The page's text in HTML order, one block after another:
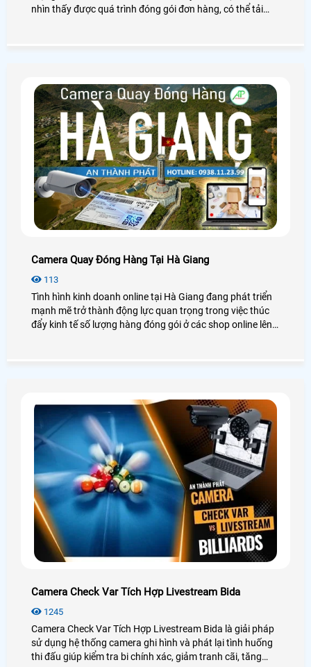
nhìn thấy được quá trình đóng gói đơn hàng, có thể tải
Camera Quay Đóng Hàng Tại Hà Giang
113
Tình hình kinh doanh online tại Hà Giang đang phát triển
mạnh mẽ trở thành động lực quan trọng trong việc thúc
đẩy kinh tế số lượng hàng đóng gói ở các shop online lên
Camera Check Var Tích Hợp Livestream Bida
1245
Camera Check Var Tích Hợp Livestream Bida là giải pháp
sử dụng hệ thống camera ghi hình và phát lại tình huống
thi đấu giúp kiểm tra bi chính xác, giảm tranh cãi, tăng